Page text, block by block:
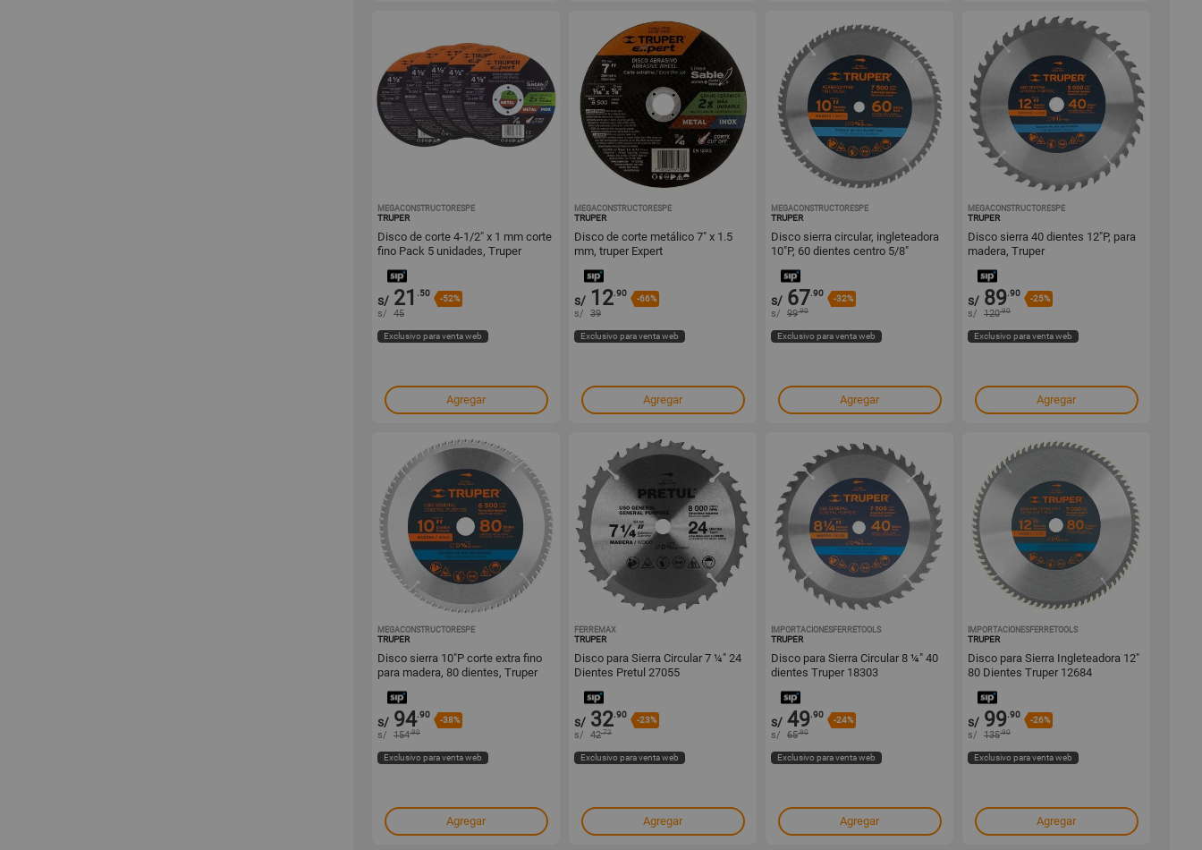
MEGACONSTRUCTORESPE
TRUPER
Disco de corte 4-1/2" x 1 mm corte
fino Pack 5 unidades, Truper
s/ 21 .50
-52%
s/ 45
Exclusivo para venta web
Agregar
MEGACONSTRUCTORESPE
TRUPER
Disco de corte metálico 7" x 1.5
mm, truper Expert
s/ 12.90
-66%
s/ 39
Exclusivo para venta web
Agregar
MEGACONSTRUCTORESPE
TRUPER
Disco sierra circular, ingleteadora
10"P, 60 dientes centro 5/8"
s/ 67.90
-32%
s/ 99.90
Exclusivo para venta web
Agregar
MEGACONSTRUCTORESPE
TRUPER
Disco sierra 40 dientes 12"P, para
madera, Truper
s/ 89.90
-25%
s/ 120.90
Exclusivo para venta web
Agregar
MEGACONSTRUCTORESPE
TRUPER
Disco sierra 10"P corte extra fino
para madera, 80 dientes, Truper
s/ 94.90
-38%
s/ 154.90
Exclusivo para venta web
Agregar
FERREMAX
TRUPER
Disco para Sierra Circular 7 ¼" 24
Dientes Pretul 27055
s/ 32.90
-23%
s/ 42.73
Exclusivo para venta web
Agregar
IMPORTACIONESFERRETOOLS
TRUPER
Disco para Sierra Circular 8 ¼" 40
dientes Truper 18303
s/ 49.90
-24%
s/ 65.90
Exclusivo para venta web
Agregar
IMPORTACIONESFERRETOOLS
TRUPER
Disco para Sierra Ingleteadora 12"
80 Dientes Truper 12684
s/ 99.90
-26%
s/ 135.90
Exclusivo para venta web
Agregar